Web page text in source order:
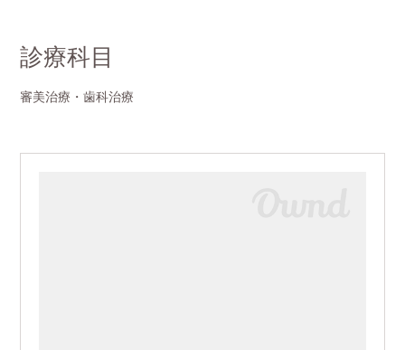
診療科目
審美治療・歯科治療